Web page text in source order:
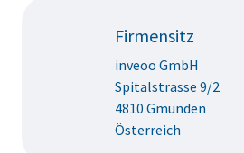
Firmensitz
inveoo GmbH
Spitalstrasse 9/2
4810 Gmunden
Österreich